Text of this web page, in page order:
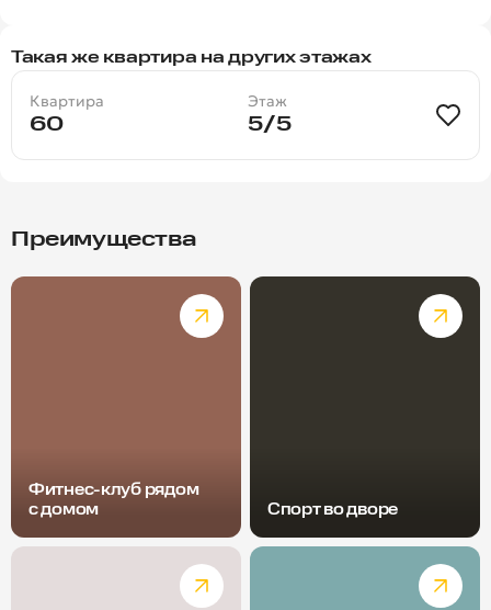
Такая же квартира на других этажах
Квартира
60
Этаж
5/5
Преимущества
Фитнес-клуб рядом
с домом
Спорт во дворе